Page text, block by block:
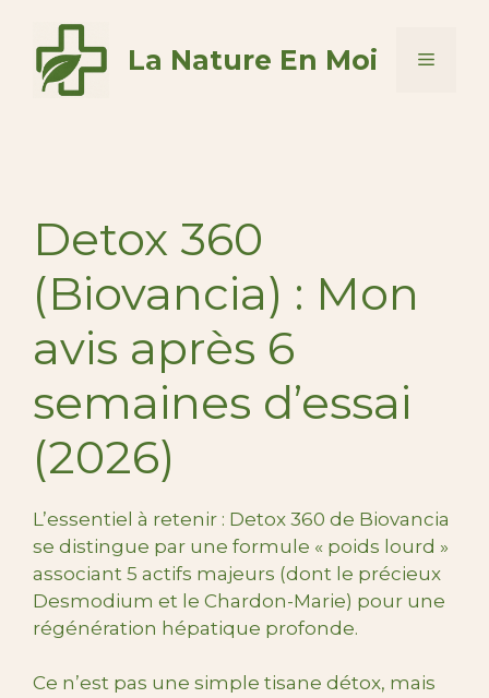
contenu
La Nature En Moi Menu
Detox 360
(Biovancia) : Mon
avis après 6
semaines d’essai
(2026)
L’essentiel à retenir : Detox 360 de Biovancia
se distingue par une formule « poids lourd »
associant 5 actifs majeurs (dont le précieux
Desmodium et le Chardon-Marie) pour une
régénération hépatique profonde.
Ce n’est pas une simple tisane détox, mais